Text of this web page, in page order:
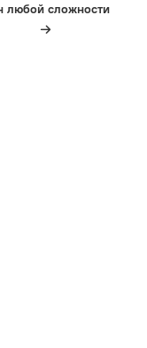
любой сложности